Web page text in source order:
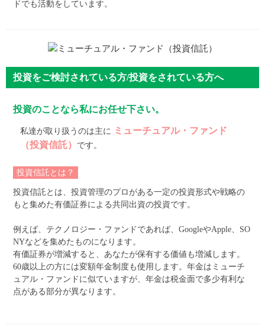
ドでも活動をしています。
投資をご検討されている方/投資をされている方へ
投資のことなら私にお任せ下さい。
私達が取り扱うのは主に ミューチュアル・ファンド
（投資信託）
です。
投資信託とは？
投資信託とは、投資管理のプロがある一定の投資形式や戦略の
もと集めた有価証券による共同出資の投資です。
例えば、テクノロジー・ファンドであれば、GoogleやApple、SO
NYなどを集めたものになります。
有価証券が増減すると、あなたが保有する価値も増減します。
60歳以上の方には変額年金制度も使用します。年金はミューチ
ュアル・ファンドに似ていますが、年金は税金面で多少有利な
点がある部分が異なります。